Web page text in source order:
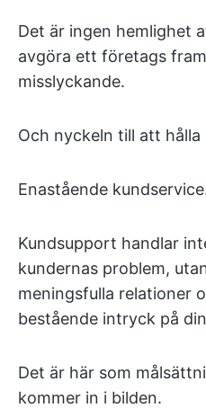
Det är ingen hemlighet
avgöra ett företags
misslyckande.
Och nyckeln till att hålla
Enastående
Kundsupport handlar
kundernas problem,
meningsfulla relationer
bestående intryck på
Det är här som
kommer in i bilden.